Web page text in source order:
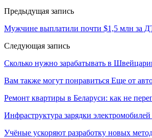
Предыдущая запись
Мужчине выплатили почти $1,5 млн за
Следующая запись
Сколько нужно зарабатывать в
Вам также могут понравиться Еще от
Ремонт квартиры в Беларуси: как не
Инфраструктура зарядки
Учёные ускоряют разработку новых